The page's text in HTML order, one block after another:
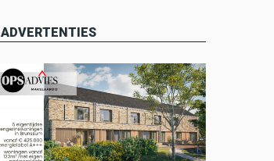
ADVERTENTIES